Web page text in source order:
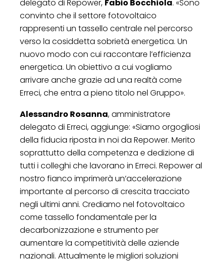
delegato di Repower, Fabio Bocchiola. «Sono
convinto che il settore fotovoltaico
rappresenti un tassello centrale nel percorso
verso la cosiddetta sobrietà energetica. Un
nuovo modo con cui raccontare l’efficienza
energetica. Un obiettivo a cui vogliamo
arrivare anche grazie ad una realtà come
Erreci, che entra a pieno titolo nel Gruppo».
Alessandro Rosanna, amministratore
delegato di Erreci, aggiunge: «Siamo orgogliosi
della fiducia riposta in noi da Repower. Merito
soprattutto della competenza e dedizione di
tutti i colleghi che lavorano in Erreci. Repower al
nostro fianco imprimerà un’accelerazione
importante al percorso di crescita tracciato
negli ultimi anni. Crediamo nel fotovoltaico
come tassello fondamentale per la
decarbonizzazione e strumento per
aumentare la competitività delle aziende
nazionali. Attualmente le migliori soluzioni